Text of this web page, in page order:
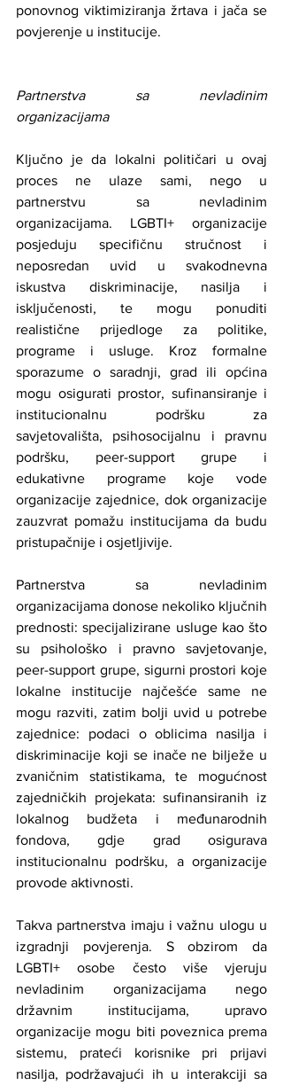
ponovnog viktimiziranja žrtava i jača se
povjerenje u institucije.
Partnerstva sa nevladinim
organizacijama
Ključno je da lokalni političari u ovaj
proces ne ulaze sami, nego u
partnerstvu sa nevladinim
organizacijama. LGBTI+ organizacije
posjeduju specifičnu stručnost i
neposredan uvid u svakodnevna
iskustva diskriminacije, nasilja i
isključenosti, te mogu ponuditi
realistične prijedloge za politike,
programe i usluge. Kroz formalne
sporazume o saradnji, grad ili općina
mogu osigurati prostor, sufinansiranje i
institucionalnu podršku za
savjetovališta, psihosocijalnu i pravnu
podršku, peer-support grupe i
edukativne programe koje vode
organizacije zajednice, dok organizacije
zauzvrat pomažu institucijama da budu
pristupačnije i osjetljivije.
Partnerstva sa nevladinim
organizacijama donose nekoliko ključnih
prednosti: specijalizirane usluge kao što
su psihološko i pravno savjetovanje,
peer-support grupe, sigurni prostori koje
lokalne institucije najčešće same ne
mogu razviti, zatim bolji uvid u potrebe
zajednice: podaci o oblicima nasilja i
diskriminacije koji se inače ne bilježe u
zvaničnim statistikama, te mogućnost
zajedničkih projekata: sufinansiranih iz
lokalnog budžeta i međunarodnih
fondova, gdje grad osigurava
institucionalnu podršku, a organizacije
provode aktivnosti.
Takva partnerstva imaju i važnu ulogu u
izgradnji povjerenja. S obzirom da
LGBTI+ osobe često više vjeruju
nevladinim organizacijama nego
državnim institucijama, upravo
organizacije mogu biti poveznica prema
sistemu, prateći korisnike pri prijavi
nasilja, podržavajući ih u interakciji sa